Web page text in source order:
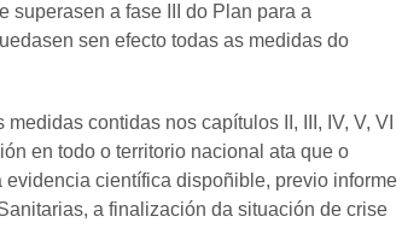
superasen a fase III do Plan para a
sen efecto todas as medidas do
contidas nos capítulos II, III, IV, V, VI
en todo o territorio nacional ata que o
científica dispoñible, previo informe
a finalización da situación de crise